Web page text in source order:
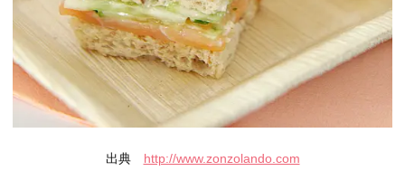
出典 http://www.zonzolando.com